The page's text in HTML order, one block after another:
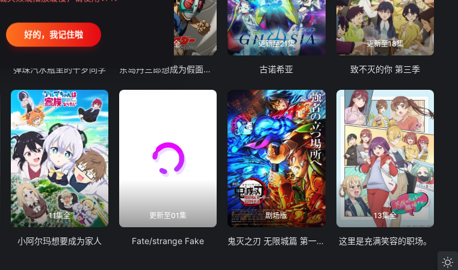
弹珠汽水瓶里的千岁同学
24集全
东岛丹三郎想成为假面骑士
更新至21集
古诺希亚
更新至18集
致不灭的你 第三季
11集全
小阿尔玛想要成为家人
更新至01集
Fate/strange Fake
剧场版
鬼灭之刃 无限城篇 第一章 猗窝座再袭
13集全
这里是充满笑容的职场。
好的，我记住啦